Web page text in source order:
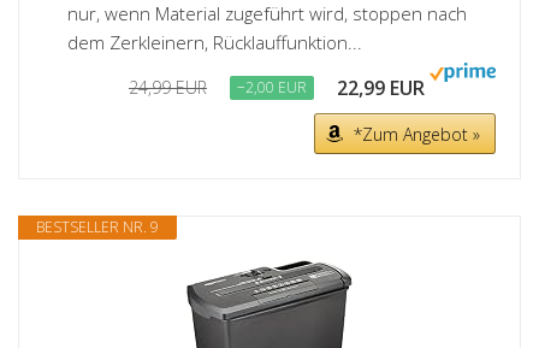
nur, wenn Material zugeführt wird, stoppen nach
dem Zerkleinern, Rücklauffunktion...
24,99 EUR −2,00 EUR 22,99 EUR
*Zum Angebot »
BESTSELLER NR. 9